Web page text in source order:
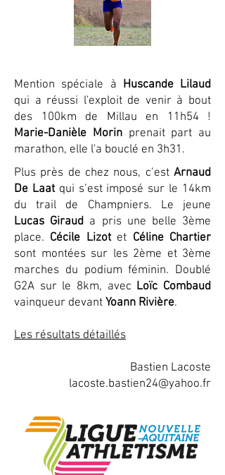
Mention spéciale à Huscande Lilaud
qui a réussi l'exploit de venir à bout
des 100km de Millau en 11h54 !
Marie-Danièle Morinprenait part au
marathon, elle l'a bouclé en 3h31.
Plus près de chez nous, c’est Arnaud
De Laatqui s’est imposé sur le 14km
du trail de Champniers. Le jeune
Lucas Giraud a pris une belle 3ème
place. Cécile Lizotet Céline Chartier
sont montées sur les 2ème et 3ème
marches du podium féminin. Doublé
G2A sur le 8km, avec Loïc Combaud
vainqueur devant Yoann Rivière.
Les résultats détaillés
Bastien Lacoste
lacoste.bastien24@yahoo.fr